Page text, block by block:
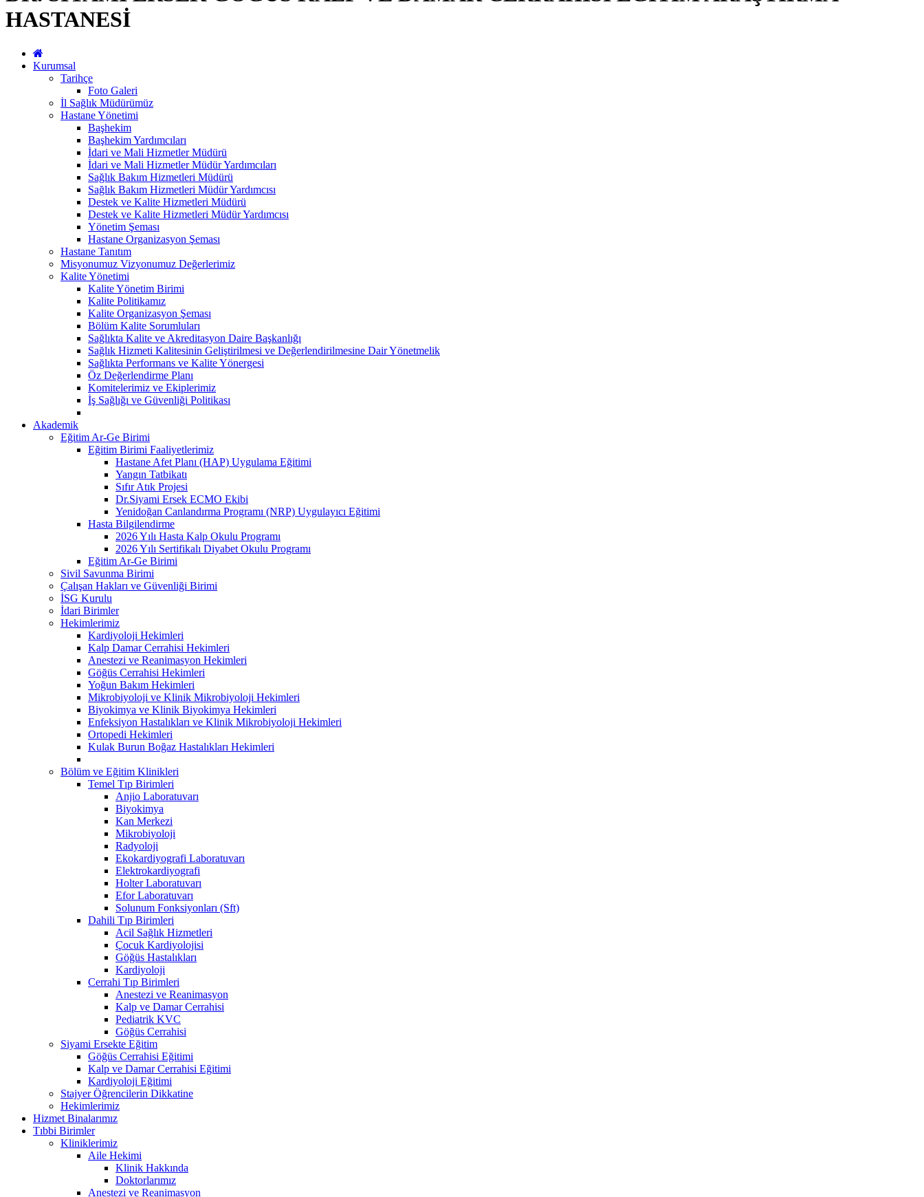
HASTANESİ
Kurumsal
Tarihçe
Foto Galeri
İl Sağlık Müdürümüz
Hastane Yönetimi
Başhekim
Başhekim Yardımcıları
İdari ve Mali Hizmetler Müdürü
İdari ve Mali Hizmetler Müdür Yardımcıları
Sağlık Bakım Hizmetleri Müdürü
Sağlık Bakım Hizmetleri Müdür Yardımcısı
Destek ve Kalite Hizmetleri Müdürü
Destek ve Kalite Hizmetleri Müdür Yardımcısı
Yönetim Şeması
Hastane Organizasyon Şeması
Hastane Tanıtım
Misyonumuz Vizyonumuz Değerlerimiz
Kalite Yönetimi
Kalite Yönetim Birimi
Kalite Politikamız
Kalite Organizasyon Şeması
Bölüm Kalite Sorumluları
Sağlıkta Kalite ve Akreditasyon Daire Başkanlığı
Sağlık Hizmeti Kalitesinin Geliştirilmesi ve Değerlendirilmesine Dair Yönetmelik
Sağlıkta Performans ve Kalite Yönergesi
Öz Değerlendirme Planı
Komitelerimiz ve Ekiplerimiz
İş Sağlığı ve Güvenliği Politikası
Akademik
Eğitim Ar-Ge Birimi
Eğitim Birimi Faaliyetlerimiz
Hastane Afet Planı (HAP) Uygulama Eğitimi
Yangın Tatbikatı
Sıfır Atık Projesi
Dr.Siyami Ersek ECMO Ekibi
Yenidoğan Canlandırma Programı (NRP) Uygulayıcı Eğitimi
Hasta Bilgilendirme
2026 Yılı Hasta Kalp Okulu Programı
2026 Yılı Sertifikalı Diyabet Okulu Programı
Eğitim Ar-Ge Birimi
Sivil Savunma Birimi
Çalışan Hakları ve Güvenliği Birimi
İSG Kurulu
İdari Birimler
Hekimlerimiz
Kardiyoloji Hekimleri
Kalp Damar Cerrahisi Hekimleri
Anestezi ve Reanimasyon Hekimleri
Göğüs Cerrahisi Hekimleri
Yoğun Bakım Hekimleri
Mikrobiyoloji ve Klinik Mikrobiyoloji Hekimleri
Biyokimya ve Klinik Biyokimya Hekimleri
Enfeksiyon Hastalıkları ve Klinik Mikrobiyoloji Hekimleri
Ortopedi Hekimleri
Kulak Burun Boğaz Hastalıkları Hekimleri
Bölüm ve Eğitim Klinikleri
Temel Tıp Birimleri
Anjio Laboratuvarı
Biyokimya
Kan Merkezi
Mikrobiyoloji
Radyoloji
Ekokardiyografi Laboratuvarı
Elektrokardiyografi
Holter Laboratuvarı
Efor Laboratuvarı
Solunum Fonksiyonları (Sft)
Dahili Tıp Birimleri
Acil Sağlık Hizmetleri
Çocuk Kardiyolojisi
Göğüs Hastalıkları
Kardiyoloji
Cerrahi Tıp Birimleri
Anestezi ve Reanimasyon
Kalp ve Damar Cerrahisi
Pediatrik KVC
Göğüs Cerrahisi
Siyami Ersekte Eğitim
Göğüs Cerrahisi Eğitimi
Kalp ve Damar Cerrahisi Eğitimi
Kardiyoloji Eğitimi
Stajyer Öğrencilerin Dikkatine
Hekimlerimiz
Hizmet Binalarımız
Tıbbi Birimler
Kliniklerimiz
Aile Hekimi
Klinik Hakkında
Doktorlarımız
Anestezi ve Reanimasyon